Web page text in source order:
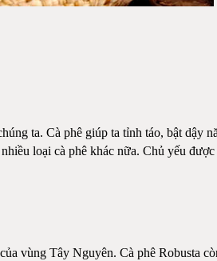
ta. Cà phê giúp ta tỉnh táo, bật dậy
loại cà phê khác nữa. Chủ yếu
vùng Tây Nguyên. Cà phê Robusta